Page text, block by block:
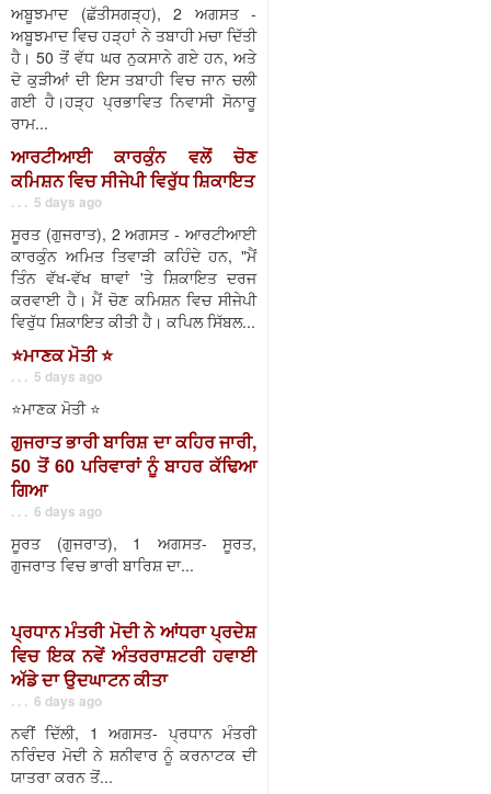
ਅਬੂਝਮਾਦ (ਛੱਤੀਸਗੜ੍ਹ), 2 ਅਗਸਤ -
ਅਬੂਝਮਾਦ ਵਿਚ ਹੜ੍ਹਾਂ ਨੇ ਤਬਾਹੀ ਮਚਾ ਦਿੱਤੀ
ਹੈ। 50 ਤੋਂ ਵੱਧ ਘਰ ਨੁਕਸਾਨੇ ਗਏ ਹਨ, ਅਤੇ
ਦੋ ਕੁੜੀਆਂ ਦੀ ਇਸ ਤਬਾਹੀ ਵਿਚ ਜਾਨ ਚਲੀ
ਗਈ ਹੈ।ਹੜ੍ਹ ਪ੍ਰਭਾਵਿਤ ਨਿਵਾਸੀ ਸੋਨਾਰੂ
ਰਾਮ...
ਆਰਟੀਆਈ ਕਾਰਕੁੰਨ ਵਲੋਂ ਚੋਣ
ਕਮਿਸ਼ਨ ਵਿਚ ਸੀਜੇਪੀ ਵਿਰੁੱਧ ਸ਼ਿਕਾਇਤ
. . . 5 days ago
ਸੂਰਤ (ਗੁਜਰਾਤ), 2 ਅਗਸਤ - ਆਰਟੀਆਈ
ਕਾਰਕੁੰਨ ਅਮਿਤ ਤਿਵਾੜੀ ਕਹਿੰਦੇ ਹਨ, "ਮੈਂ
ਤਿੰਨ ਵੱਖ-ਵੱਖ ਥਾਵਾਂ 'ਤੇ ਸ਼ਿਕਾਇਤ ਦਰਜ
ਕਰਵਾਈ ਹੈ। ਮੈਂ ਚੋਣ ਕਮਿਸ਼ਨ ਵਿਚ ਸੀਜੇਪੀ
ਵਿਰੁੱਧ ਸ਼ਿਕਾਇਤ ਕੀਤੀ ਹੈ। ਕਪਿਲ ਸਿੱਬਲ...
⭐️ਮਾਣਕ ਮੋਤੀ ⭐️
. . . 5 days ago
⭐️ਮਾਣਕ ਮੋਤੀ ⭐️
ਗੁਜਰਾਤ ਭਾਰੀ ਬਾਰਿਸ਼ ਦਾ ਕਹਿਰ ਜਾਰੀ,
50 ਤੋਂ 60 ਪਰਿਵਾਰਾਂ ਨੂੰ ਬਾਹਰ ਕੱਢਿਆ
ਗਿਆ
. . . 6 days ago
ਸੂਰਤ (ਗੁਜਰਾਤ), 1 ਅਗਸਤ- ਸੂਰਤ,
ਗੁਜਰਾਤ ਵਿਚ ਭਾਰੀ ਬਾਰਿਸ਼ ਦਾ...
ਪ੍ਰਧਾਨ ਮੰਤਰੀ ਮੋਦੀ ਨੇ ਆਂਧਰਾ ਪ੍ਰਦੇਸ਼
ਵਿਚ ਇਕ ਨਵੇਂ ਅੰਤਰਰਾਸ਼ਟਰੀ ਹਵਾਈ
ਅੱਡੇ ਦਾ ਉਦਘਾਟਨ ਕੀਤਾ
. . . 6 days ago
ਨਵੀਂ ਦਿੱਲੀ, 1 ਅਗਸਤ- ਪ੍ਰਧਾਨ ਮੰਤਰੀ
ਨਰਿੰਦਰ ਮੋਦੀ ਨੇ ਸ਼ਨੀਵਾਰ ਨੂੰ ਕਰਨਾਟਕ ਦੀ
ਯਾਤਰਾ ਕਰਨ ਤੋਂ...